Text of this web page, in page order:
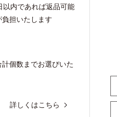
内であれば返品可能
担いたします
個数までお選びいた
詳しくはこちら